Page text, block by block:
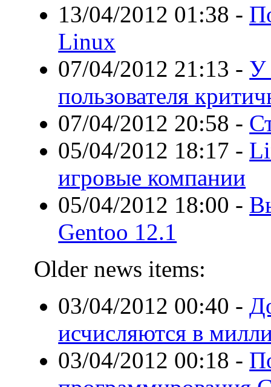
13/04/2012 01:38 -
Linux
07/04/2012 21:13 - У
пользователя
07/04/2012 20:58 -
05/04/2012 18:17 -
игровые компании
05/04/2012 18:00 -
Gentoo 12.1
Older news items:
03/04/2012 00:40 -
исчисляются в
03/04/2012 00:18 -